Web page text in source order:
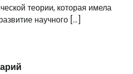
теории, которая имела
научного […]